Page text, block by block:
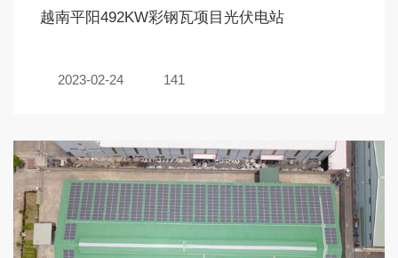
越南平阳492KW彩钢瓦项目光伏电站
2023-02-24 141